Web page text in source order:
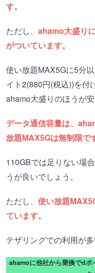
す。
ただし、 ahamo大盛り
がついています。
使い放題MAX5Gに5分
イト2(880円(税込))を付
ahamo大盛りのほうが安
データ通信容量は、
放題MAX5Gは無制限で
110GBでは足りない場
うが良いでしょう。
ただし、 使い放題
ています。
テザリングでの利用が
ahamoに他社から乗換でdポ